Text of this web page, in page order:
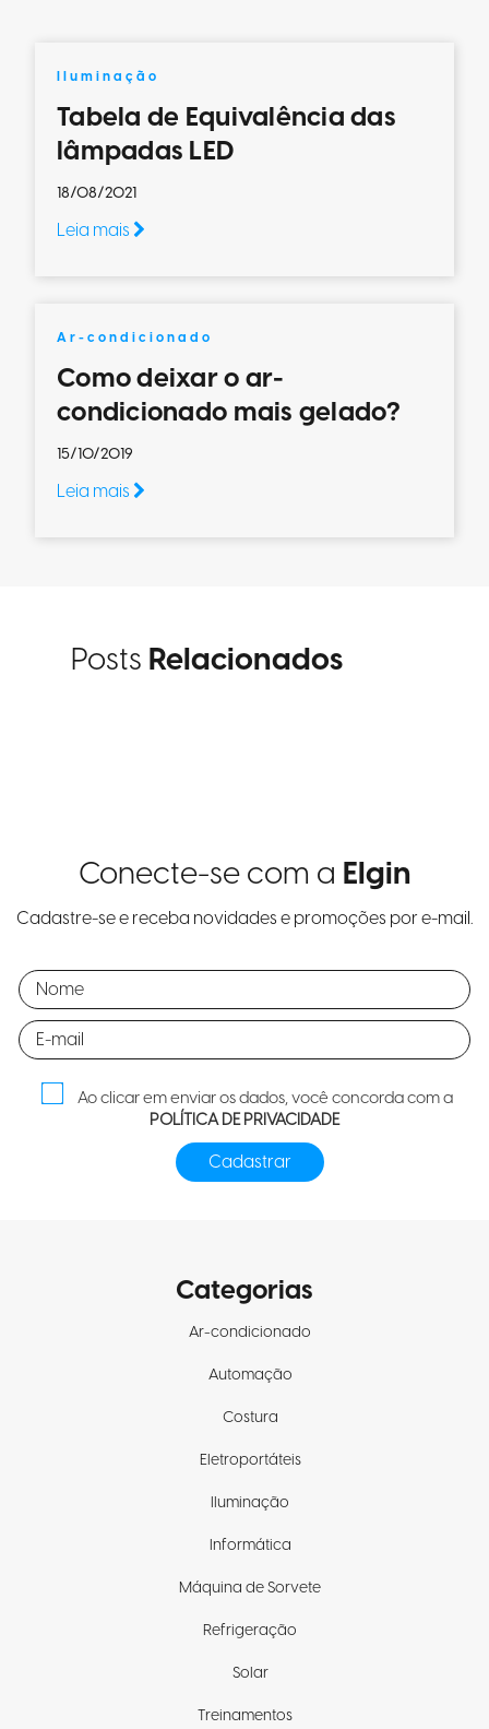
Iluminação
Tabela de Equivalência das
lâmpadas LED
18/08/2021
Leia mais
Ar-condicionado
Como deixar o ar-
condicionado mais gelado?
15/10/2019
Leia mais
Posts Relacionados
Conecte-se com a Elgin
Cadastre-se e receba novidades e promoções por e-mail.
Ao clicar em enviar os dados, você concorda com a
POLÍTICA DE PRIVACIDADE
Categorias
Ar-condicionado
Automação
Costura
Eletroportáteis
Iluminação
Informática
Máquina de Sorvete
Refrigeração
Solar
Treinamentos